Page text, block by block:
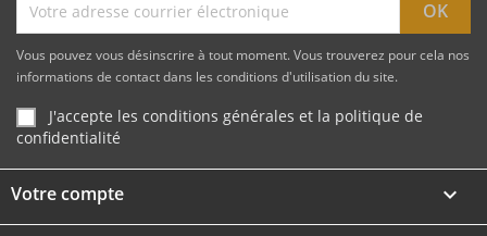
Vous pouvez vous désinscrire à tout moment. Vous trouverez pour cela nos
informations de contact dans les conditions d'utilisation du site.
J'accepte les conditions générales et la politique de
confidentialité
Votre compte 